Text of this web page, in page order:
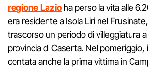
regione Lazio ha perso la vita alle
era residente a Isola Liri nel
trascorso un periodo di villeggiatura a
provincia di Caserta. Nel pomeriggio,
contata anche la prima vittima in